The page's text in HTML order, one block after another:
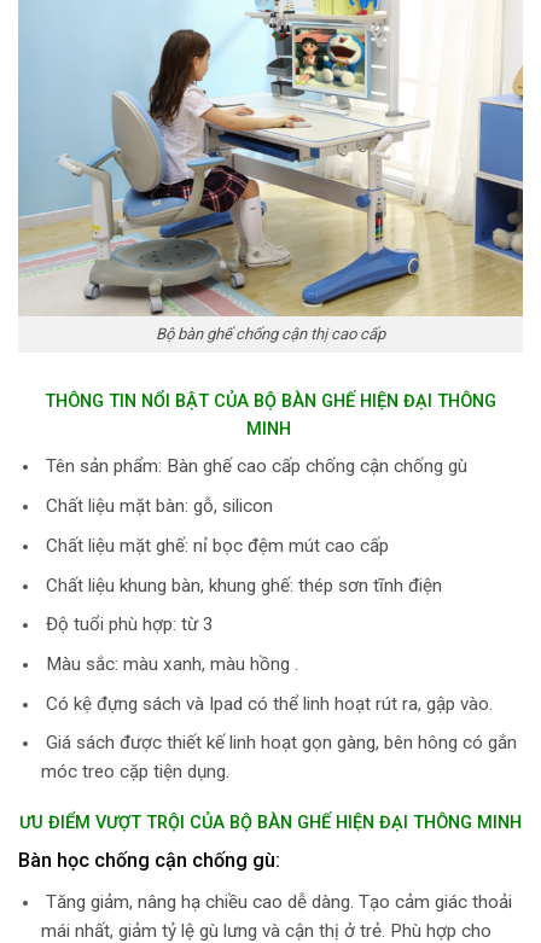
Bộ bàn ghế chống cận thị cao cấp
THÔNG TIN NỔI BẬT CỦA BỘ BÀN GHẾ HIỆN ĐẠI THÔNG
MINH
Tên sản phẩm: Bàn ghế cao cấp chống cận chống gù
Chất liệu mặt bàn: gỗ, silicon
Chất liệu mặt ghế: nỉ bọc đệm mút cao cấp
Chất liệu khung bàn, khung ghế: thép sơn tĩnh điện
Độ tuổi phù hợp: từ 3
Màu sắc: màu xanh, màu hồng .
Có kệ đựng sách và Ipad có thể linh hoạt rút ra, gập vào.
Giá sách được thiết kế linh hoạt gọn gàng, bên hông có gắn
móc treo cặp tiện dụng.
ƯU ĐIỂM VƯỢT TRỘI CỦA BỘ BÀN GHẾ HIỆN ĐẠI THÔNG MINH
Bàn học chống cận chống gù:
Tăng giảm, nâng hạ chiều cao dễ dàng. Tạo cảm giác thoải
mái nhất, giảm tỷ lệ gù lưng và cận thị ở trẻ. Phù hợp cho